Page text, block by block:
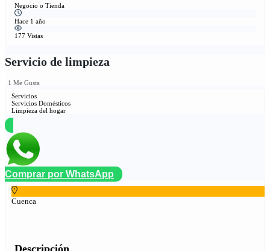
Negocio o Tienda
Hace 1 año
177 Vistas
Servicio de limpieza
1 Me Gusta
Servicios
Servicios Domésticos
Limpieza del hogar
Comprar por WhatsApp
Cuenca